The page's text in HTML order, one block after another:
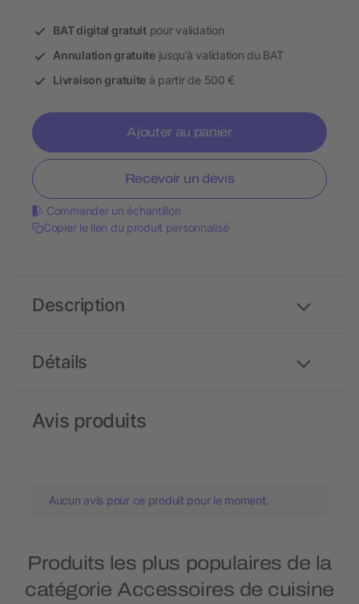
BAT digital gratuitpour validation
Annulation gratuitejusqu’à validation du BAT
Livraison gratuite à partir de 500 €
Ajouter au panier
Recevoir un devis
Commander un échantillon
Copier le lien du produit personnalisé
Détails
Description
Avis produits
Aucun avis pour ce produit pour le moment.
Produits les plus populaires de la
catégorie Accessoires de cuisine